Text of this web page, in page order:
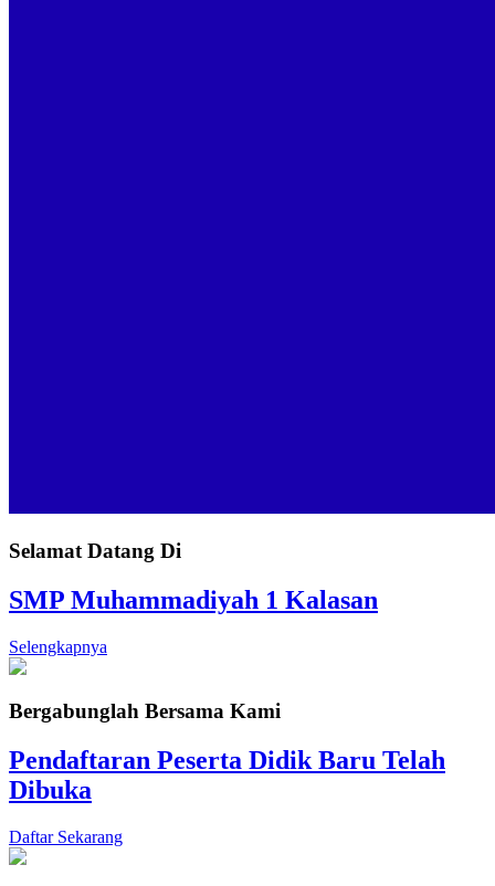
Selamat Datang Di
SMP Muhammadiyah 1 Kalasan
Selengkapnya
Bergabunglah Bersama Kami
Pendaftaran Peserta Didik Baru Telah
Dibuka
Daftar Sekarang